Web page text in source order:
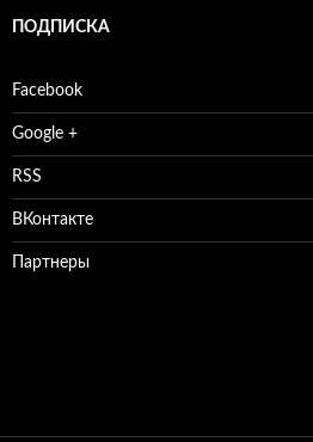
ПОДПИСКА
Facebook
Google +
RSS
ВКонтакте
Партнеры